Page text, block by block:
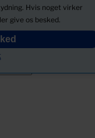
Hvis noget virker
give os besked.